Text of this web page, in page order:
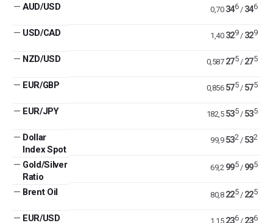
— AUD/USD 0,70 346/ 346
— USD/CAD 1,40 329/ 329
— NZD/USD 0,587 275/ 275
— EUR/GBP 0,856 575/ 575
— EUR/JPY 182,5 535/ 535
— Dollar
Index Spot
99,9 532/ 532
— Gold/Silver
Ratio
69,2 995/ 995
— Brent Oil 80,8 225/ 225
— EUR/USD 1,15 236/ 236